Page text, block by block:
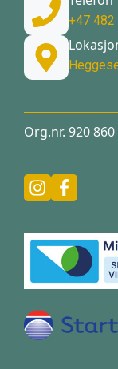
+47 482
Org.nr. 920 860